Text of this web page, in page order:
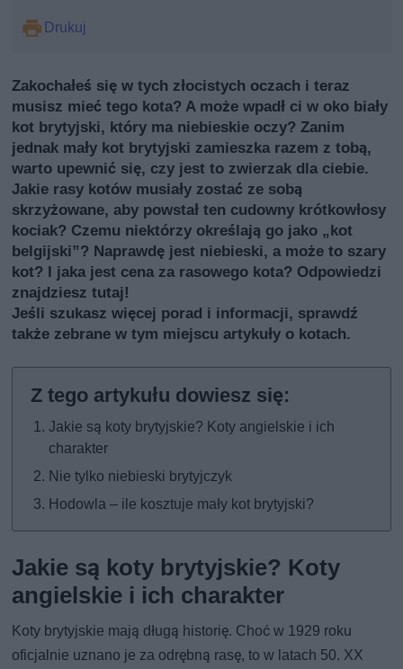
Drukuj
Zakochałeś się w tych złocistych oczach i teraz
musisz mieć tego kota? A może wpadł ci w oko biały
kot brytyjski, który ma niebieskie oczy? Zanim
jednak mały kot brytyjski zamieszka razem z tobą,
warto upewnić się, czy jest to zwierzak dla ciebie.
Jakie rasy kotów musiały zostać ze sobą
skrzyżowane, aby powstał ten cudowny krótkowłosy
kociak? Czemu niektórzy określają go jako „kot
belgijski”? Naprawdę jest niebieski, a może to szary
kot? I jaka jest cena za rasowego kota? Odpowiedzi
znajdziesz tutaj!
Jeśli szukasz więcej porad i informacji, sprawdź
także zebrane w tym miejscu artykuły o kotach.
Jakie są koty brytyjskie? Koty angielskie i ich
charakter
Nie tylko niebieski brytyjczyk
Hodowla – ile kosztuje mały kot brytyjski?
Jakie są koty brytyjskie? Koty
angielskie i ich charakter
Koty brytyjskie mają długą historię. Choć w 1929 roku
oficjalnie uznano je za odrębną rasę, to w latach 50. XX